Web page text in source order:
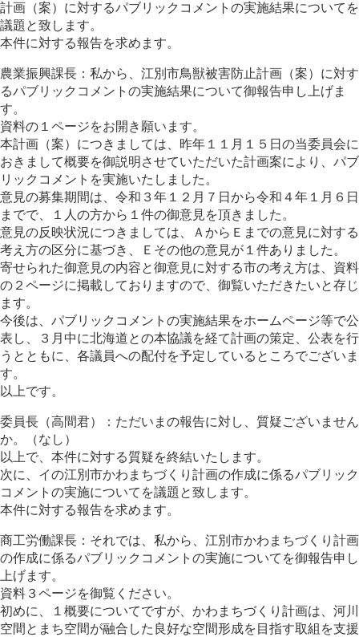
計画（案）に対するパブリックコメントの実施結果についてを
議題と致します。
本件に対する報告を求めます。
農業振興課長：私から、江別市鳥獣被害防止計画（案）に対す
るパブリックコメントの実施結果について御報告申し上げま
す。
資料の１ページをお開き願います。
本計画（案）につきましては、昨年１１月１５日の当委員会に
おきまして概要を御説明させていただいた計画案により、パブ
リックコメントを実施いたしました。
意見の募集期間は、令和３年１２月７日から令和４年１月６日
までで、１人の方から１件の御意見を頂きました。
意見の反映状況につきましては、ＡからＥまでの意見に対する
考え方の区分に基づき、Ｅその他の意見が１件ありました。
寄せられた御意見の内容と御意見に対する市の考え方は、資料
の２ページに掲載しておりますので、御覧いただきたいと存じ
ます。
今後は、パブリックコメントの実施結果をホームページ等で公
表し、３月中に北海道との本協議を経て計画の策定、公表を行
うとともに、各議員への配付を予定しているところでございま
す。
以上です。
委員長（高間君）：ただいまの報告に対し、質疑ございません
か。（なし）
以上で、本件に対する質疑を終結いたします。
次に、イの江別市かわまちづくり計画の作成に係るパブリック
コメントの実施についてを議題と致します。
本件に対する報告を求めます。
商工労働課長：それでは、私から、江別市かわまちづくり計画
の作成に係るパブリックコメントの実施についてを御報告申し
上げます。
資料３ページを御覧ください。
初めに、１概要についてですが、かわまちづくり計画は、河川
空間とまち空間が融合した良好な空間形成を目指す取組を支援